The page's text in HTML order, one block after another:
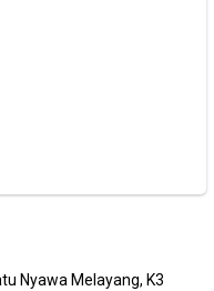
Nyawa Melayang, K3